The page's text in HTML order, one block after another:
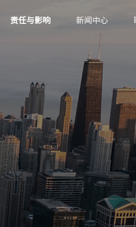
责任与影响 新闻中心